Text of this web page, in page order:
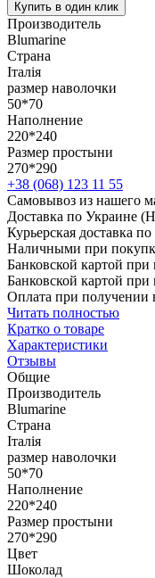
Купить в один клик
Производитель
Blumarine
Страна
Італія
размер наволочки
50*70
Наполнение
220*240
Размер простыни
270*290
+38 (068) 123 11 55
Самовывоз из нашего
Доставка по Украине
Курьерская доставка
Наличными при
Банковской картой при
Банковской картой
Оплата при получении
Читать полностью
Кратко о товаре
Характеристики
Отзывы
Общие
Производитель
Blumarine
Страна
Італія
размер наволочки
50*70
Наполнение
220*240
Размер простыни
270*290
Цвет
Шоколад